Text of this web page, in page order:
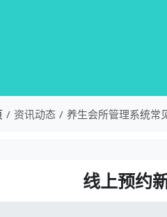
资讯动态 养生会所管理系统常
线上预约